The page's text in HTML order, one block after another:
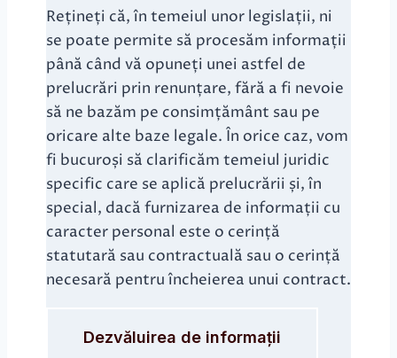
Rețineți că, în temeiul unor legislații, ni
se poate permite să procesăm informații
până când vă opuneți unei astfel de
prelucrări prin renunțare, fără a fi nevoie
să ne bazăm pe consimțământ sau pe
oricare alte baze legale. În orice caz, vom
fi bucuroși să clarificăm temeiul juridic
specific care se aplică prelucrării și, în
special, dacă furnizarea de informații cu
caracter personal este o cerință
statutară sau contractuală sau o cerință
necesară pentru încheierea unui contract.
Dezvăluirea de informații